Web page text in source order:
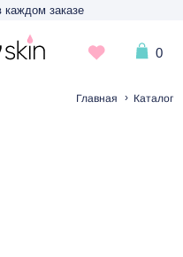
Главная › Каталог